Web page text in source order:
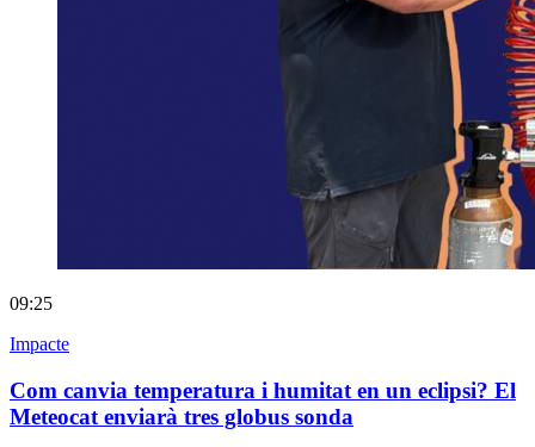
09:25
Impacte
Com canvia temperatura i humitat en un eclipsi? El
Meteocat enviarà tres globus sonda